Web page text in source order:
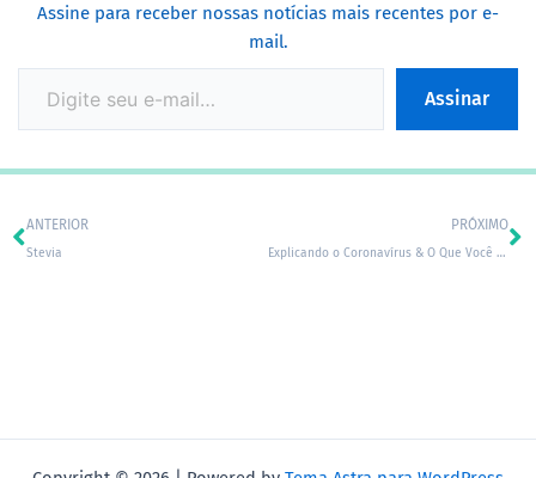
Assine para receber nossas notícias mais recentes por e-
mail.
Assinar
ANTERIOR
Stevia
PRÓXIMO
Explicando o Coronavírus & O Que Você Deveria Fazer